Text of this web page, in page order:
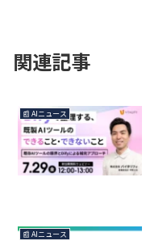
関連記事
📰 AIニュース
📰 AIニュース